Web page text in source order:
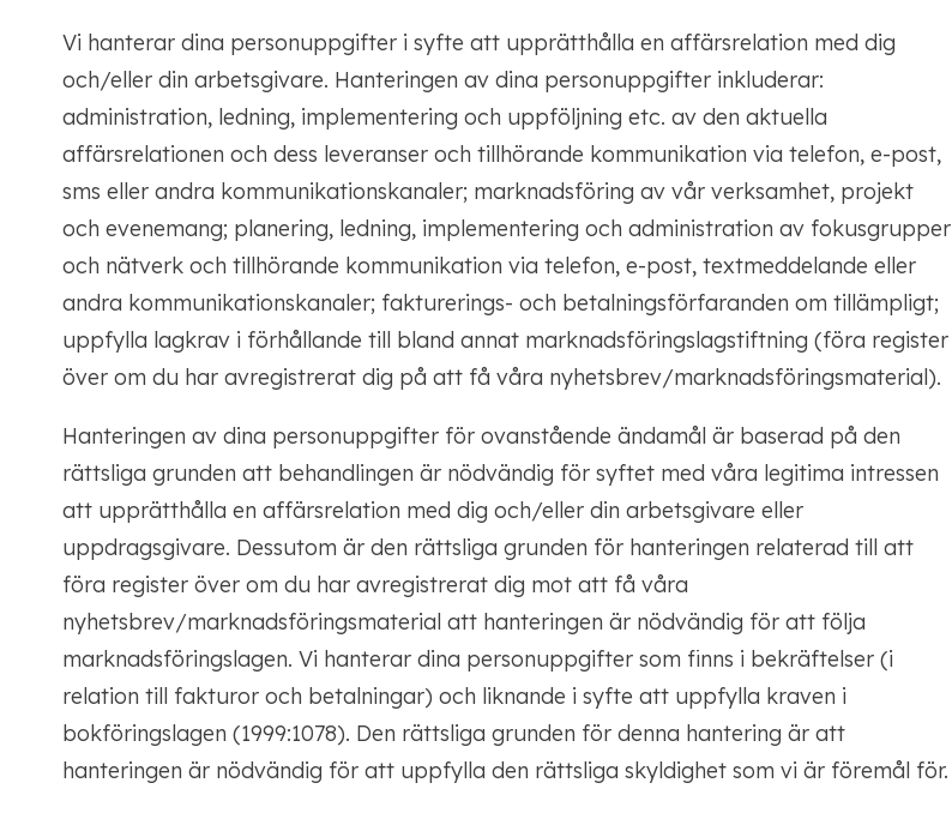
Vi hanterar dina personuppgifter i syfte att upprätthålla en affärsrelation med dig
och/eller din arbetsgivare. Hanteringen av dina personuppgifter inkluderar:
administration, ledning, implementering och uppföljning etc. av den aktuella
affärsrelationen och dess leveranser och tillhörande kommunikation via telefon, e-post,
sms eller andra kommunikationskanaler; marknadsföring av vår verksamhet, projekt
och evenemang; planering, ledning, implementering och administration av fokusgrupper
och nätverk och tillhörande kommunikation via telefon, e-post, textmeddelande eller
andra kommunikationskanaler; fakturerings- och betalningsförfaranden om tillämpligt;
uppfylla lagkrav i förhållande till bland annat marknadsföringslagstiftning (föra register
över om du har avregistrerat dig på att få våra nyhetsbrev/marknadsföringsmaterial).
Hanteringen av dina personuppgifter för ovanstående ändamål är baserad på den
rättsliga grunden att behandlingen är nödvändig för syftet med våra legitima intressen
att upprätthålla en affärsrelation med dig och/eller din arbetsgivare eller
uppdragsgivare. Dessutom är den rättsliga grunden för hanteringen relaterad till att
föra register över om du har avregistrerat dig mot att få våra
nyhetsbrev/marknadsföringsmaterial att hanteringen är nödvändig för att följa
marknadsföringslagen. Vi hanterar dina personuppgifter som finns i bekräftelser (i
relation till fakturor och betalningar) och liknande i syfte att uppfylla kraven i
bokföringslagen (1999:1078). Den rättsliga grunden för denna hantering är att
hanteringen är nödvändig för att uppfylla den rättsliga skyldighet som vi är föremål för.